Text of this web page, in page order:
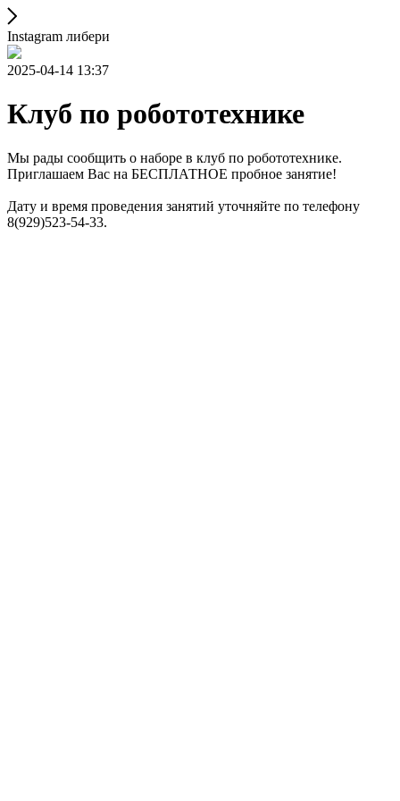
Instagram либери
2025-04-14 13:37
Клуб по робототехнике
Мы рады сообщить о наборе в клуб по робототехнике.
Приглашаем Вас на БЕСПЛАТНОЕ пробное занятие!
Дату и время проведения занятий уточняйте по телефону
8(929)523-54-33.